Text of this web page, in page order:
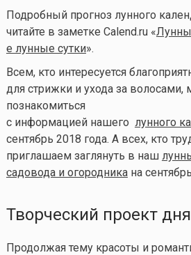
Подробный прогноз лунного
читайте в заметке Calend.ru «
е лунные сутки».
Всем, кто интересуется
для стрижки и ухода за
познакомиться
с информацией нашего лунного
сентябрь 2018 года. А всех, кто
приглашаем заглянуть в наш
садовода и огородникана
Творческий проект дня
Продолжая тему красоты и